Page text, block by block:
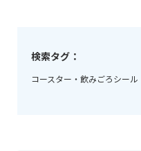
検索タグ：
コースター・飲みごろシール